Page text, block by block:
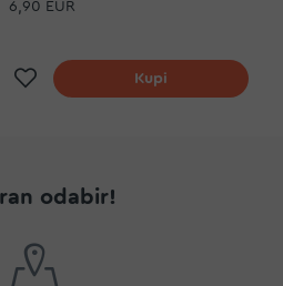
6,90 EUR
Dodaj na listu želja
Kupi
odabir!